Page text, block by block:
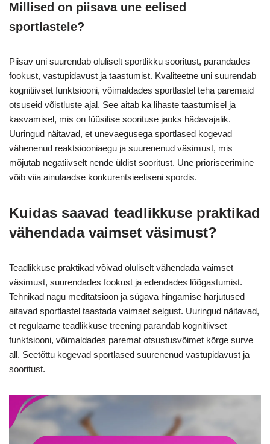
Millised on piisava une eelised
sportlastele?
Piisav uni suurendab oluliselt sportlikku sooritust, parandades
fookust, vastupidavust ja taastumist. Kvaliteetne uni suurendab
kognitiivset funktsiooni, võimaldades sportlastel teha paremaid
otsuseid võistluste ajal. See aitab ka lihaste taastumisel ja
kasvamisel, mis on füüsilise soorituse jaoks hädavajalik.
Uuringud näitavad, et unevaegusega sportlased kogevad
vähenenud reaktsiooniaegu ja suurenenud väsimust, mis
mõjutab negatiivselt nende üldist sooritust. Une prioriseerimine
võib viia ainulaadse konkurentsieeliseni spordis.
Kuidas saavad teadlikkuse praktikad
vähendada vaimset väsimust?
Teadlikkuse praktikad võivad oluliselt vähendada vaimset
väsimust, suurendades fookust ja edendades lõõgastumist.
Tehnikad nagu meditatsioon ja sügava hingamise harjutused
aitavad sportlastel taastada vaimset selgust. Uuringud näitavad,
et regulaarne teadlikkuse treening parandab kognitiivset
funktsiooni, võimaldades paremat otsustusvõimet kõrge surve
all. Seetõttu kogevad sportlased suurenenud vastupidavust ja
sooritust.